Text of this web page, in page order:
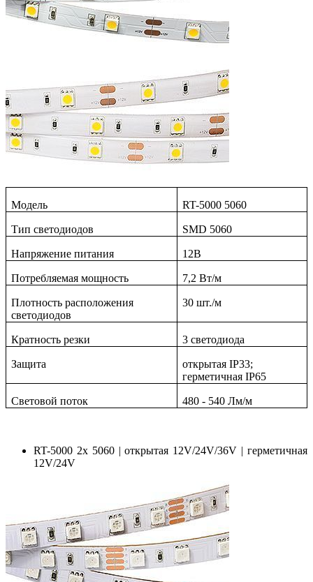
Модель RT-5000 5060
Тип светодиодов SMD 5060
Напряжение питания 12В
Потребляемая мощность 7,2 Вт/м
Плотность расположения
светодиодов
30 шт./м
Кратность резки 3 светодиода
Защита
открытая IP33;
герметичная IP65
Световой поток 480 - 540 Лм/м
RT-5000 2x 5060 | открытая 12V/24V/36V | герметичная
12V/24V